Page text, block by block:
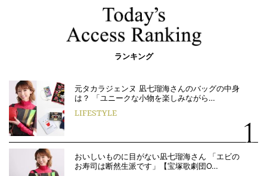
ランキング
元タカラジェンヌ 凪七瑠海さんのバッグの中身
は？ 「ユニークな小物を楽しみながら…
LIFESTYLE
おいしいものに目がない凪七瑠海さん 「エビの
お寿司は断然生派です」【宝塚歌劇団O…